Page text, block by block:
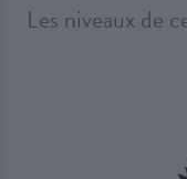
Les niveaux de